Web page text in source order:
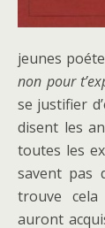
jeunes
non pour
se justifier
disent les
toutes les
savent pas
trouve cela
auront